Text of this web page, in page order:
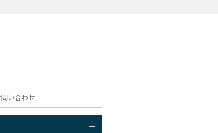
い合わせ